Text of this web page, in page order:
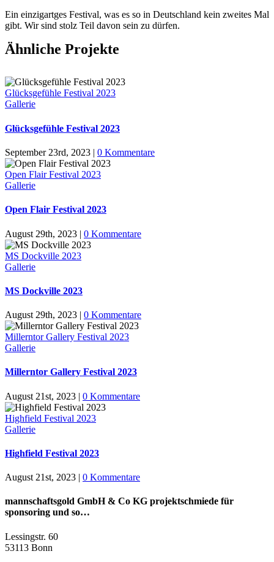
Ein einzigartges Festival, was es so in Deutschland kein zweites Mal
gibt. Wir sind stolz Teil davon sein zu dürfen.
Ähnliche Projekte
Glücksgefühle Festival 2023
Gallerie
Glücksgefühle Festival 2023
September 23rd, 2023 | 0 Kommentare
Open Flair Festival 2023
Gallerie
Open Flair Festival 2023
August 29th, 2023 | 0 Kommentare
MS Dockville 2023
Gallerie
MS Dockville 2023
August 29th, 2023 | 0 Kommentare
Millerntor Gallery Festival 2023
Gallerie
Millerntor Gallery Festival 2023
August 21st, 2023 | 0 Kommentare
Highfield Festival 2023
Gallerie
Highfield Festival 2023
August 21st, 2023 | 0 Kommentare
mannschaftsgold GmbH & Co KG projektschmiede für
sponsoring und so…
Lessingstr. 60
53113 Bonn